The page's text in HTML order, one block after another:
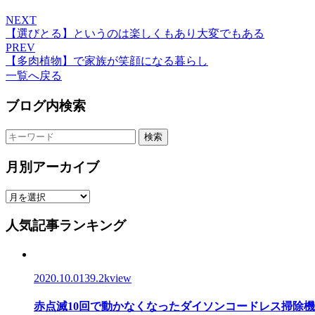
NEXT
【選びとる】というのは楽しくもあり大変でもある
PREV
【多肉植物】で家族が笑顔になる暮らし
一覧へ戻る
ブログ内検索
検索
月別アーカイブ
人気記事ランキング
2020.10.0139.2kview
赤点滅10回で動かなくなったダイソンコードレス掃除